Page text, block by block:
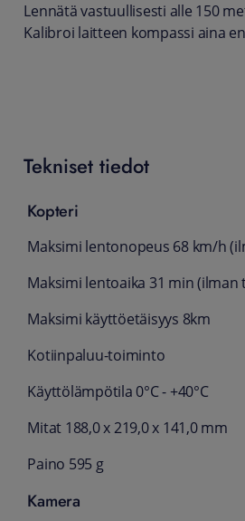
Lennätä vastuullisesti alle 150
Kalibroi laitteen kompassi aina
Tekniset tiedot
Kopteri
Maksimi lentonopeus 68 km/h
Maksimi lentoaika 31 min (ilman
Maksimi käyttöetäisyys 8km
Kotiinpaluu-toiminto
Käyttölämpötila 0°C - +40°C
Mitat 188,0 x 219,0 x 141,0 mm
Paino 595 g
Kamera